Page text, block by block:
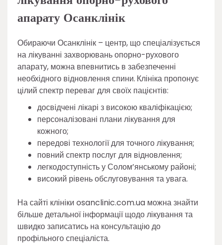
апарату Осанклінік
Обираючи Осанклінік – центр, що спеціалізується
на лікуванні захворювань опорно-рухового
апарату, можна впевнитись в забезпеченні
необхідного відновлення спини. Клініка пропонує
цілий спектр переваг для своїх пацієнтів:
досвідчені лікарі з високою кваліфікацією;
персоналізовані плани лікування для
кожного;
передові технології для точного лікування;
повний спектр послуг для відновлення;
легкодоступність у Солом’янському районі;
високий рівень обслуговування та увага.
На сайті клініки osanclinic.com.ua можна знайти
більше детальної інформації щодо лікування та
швидко записатись на консультацію до
профільного спеціаліста.